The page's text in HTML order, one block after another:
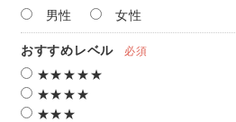
男性
女性
おすすめレベル 必須
★★★★★
★★★★
★★★